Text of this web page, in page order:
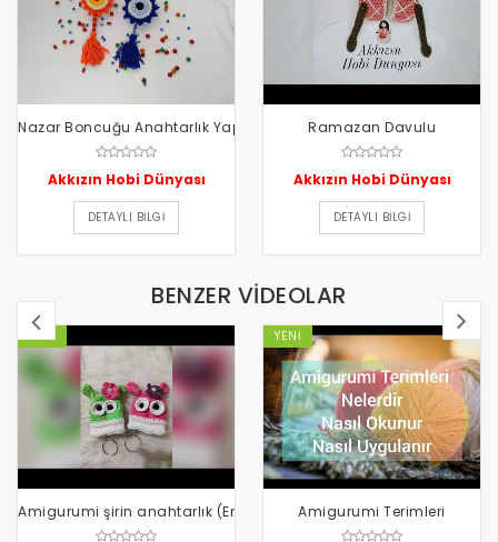
Nazar Boncuğu Anahtarlık Yapılışı
Akkızın Hobi Dünyası
DETAYLI BILGI
Ramazan Davulu
Akkızın Hobi Dünyası
DETAYLI BILGI
BENZER VİDEOLAR
YENI
Amigurumi şirin anahtarlık (English subtitles
YENI
Amigurumi Terimleri